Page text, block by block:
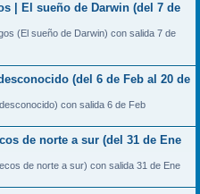
| El sueño de Darwin (del 7 de
(El sueño de Darwin) con salida 7 de
(del 6 de Feb al 20 de
con salida 6 de Feb
de norte a sur (del 31 de Ene
de norte a sur) con salida 31 de Ene